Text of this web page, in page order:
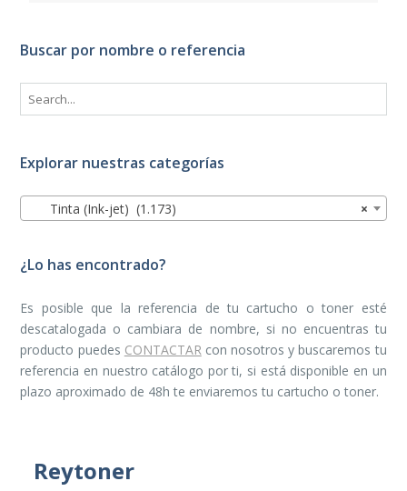
Buscar por nombre o referencia
Explorar nuestras categorías
×
Tinta (Ink-jet) (1.173)
¿Lo has encontrado?
Es posible que la referencia de tu cartucho o toner esté
descatalogada o cambiara de nombre, si no encuentras tu
producto puedes CONTACTARcon nosotros y buscaremos tu
referencia en nuestro catálogo por ti, si está disponible en un
plazo aproximado de 48h te enviaremos tu cartucho o toner.
Reytoner